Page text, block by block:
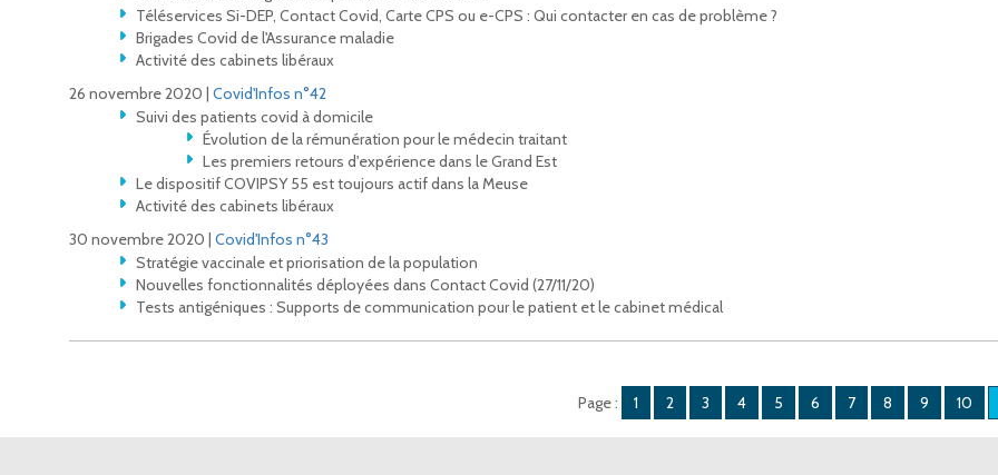
Téléservices Si-DEP, Contact Covid, Carte CPS ou e-CPS : Qui contacter en cas de problème ?
Brigades Covid de l'Assurance maladie
Activité des cabinets libéraux
26 novembre 2020 | Covid'Infos n°42
Suivi des patients covid à domicile
Évolution de la rémunération pour le médecin traitant
Les premiers retours d'expérience dans le Grand Est
Le dispositif COVIPSY 55 est toujours actif dans la Meuse
Activité des cabinets libéraux
30 novembre 2020 | Covid'Infos n°43
Stratégie vaccinale et priorisation de la population
Nouvelles fonctionnalités déployées dans Contact Covid (27/11/20)
Tests antigéniques : Supports de communication pour le patient et le cabinet médical
Page : 1 2 3 4 5 6 7 8 9 10